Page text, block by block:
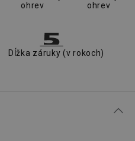
ohrev
ohrev
Dĺžka záruky (v rokoch)